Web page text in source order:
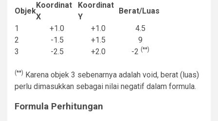
Objek
Koordinat
X
Koordinat
Y
Berat/Luas
1
+1.0 +1.0
4.5
2
-1.5 +1.5
9
3
-2.5 +2.0 -2 (**)
(**) Karena objek 3 sebenarnya adalah void, berat (luas)
perlu dimasukkan sebagai nilai negatif dalam formula.
Formula Perhitungan